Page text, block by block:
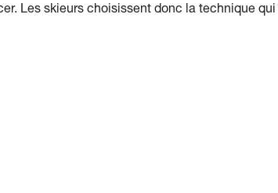
Les skieurs choisissent donc la technique qui